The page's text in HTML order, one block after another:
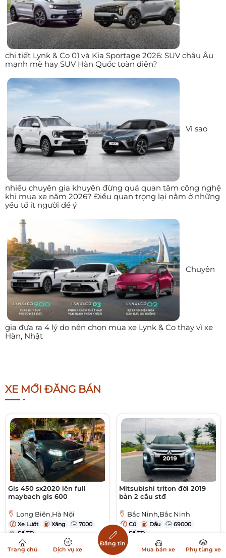
chi tiết Lynk & Co 01 và Kia Sportage 2026: SUV châu Âu
mạnh mẽ hay SUV Hàn Quốc toàn diện?
Vì sao
nhiều chuyên gia khuyên đừng quá quan tâm công nghệ
khi mua xe năm 2026? Điều quan trọng lại nằm ở những
yếu tố ít người để ý
Chuyên
gia đưa ra 4 lý do nên chọn mua xe Lynk & Co thay vì xe
Hàn, Nhật
XE MỚI ĐĂNG BÁN
Gls 450 sx2020 lên full
maybach gls 600
Long Biên,Hà Nội
Xe Lướt Xăng
7000
Số TĐ
Xem thêm 3,69 Tỷ
Mitsubishi triton đời 2019
bản 2 cầu stđ
Bắc Ninh,Bắc Ninh
Cũ Dầu
69000
Số TĐ
Xem thêm 587 Triệu
Trang chủ Dịch vụ xe
Đăng tin
Mua bán xe
Phụ tùng xe